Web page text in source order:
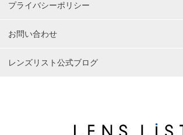
プライバシーポリシー
お問い合わせ
レンズリスト公式ブログ